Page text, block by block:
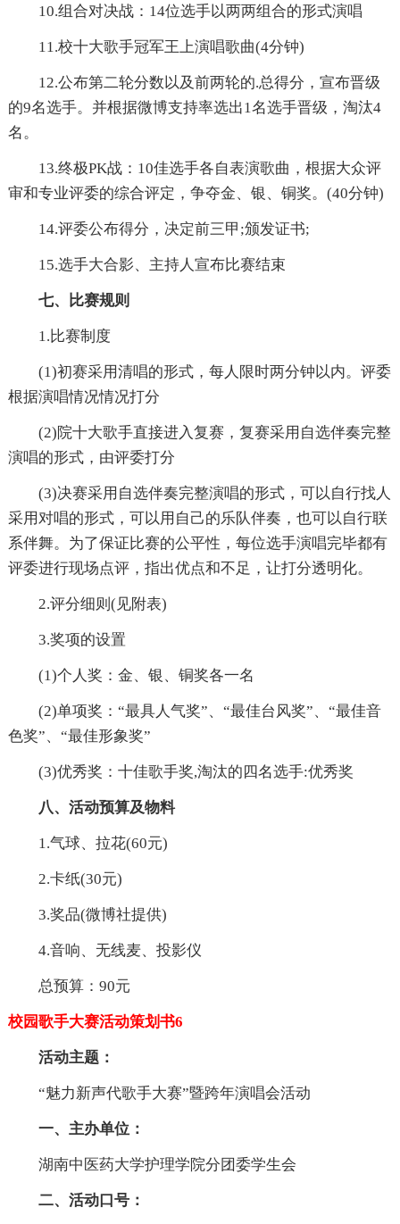
10.组合对决战：14位选手以两两组合的形式演唱
11.校十大歌手冠军王上演唱歌曲(4分钟)
12.公布第二轮分数以及前两轮的.总得分，宣布晋级
的9名选手。并根据微博支持率选出1名选手晋级，淘汰4
名。
13.终极PK战：10佳选手各自表演歌曲，根据大众评
审和专业评委的综合评定，争夺金、银、铜奖。(40分钟)
14.评委公布得分，决定前三甲;颁发证书;
15.选手大合影、主持人宣布比赛结束
七、比赛规则
1.比赛制度
(1)初赛采用清唱的形式，每人限时两分钟以内。评委
根据演唱情况情况打分
(2)院十大歌手直接进入复赛，复赛采用自选伴奏完整
演唱的形式，由评委打分
(3)决赛采用自选伴奏完整演唱的形式，可以自行找人
采用对唱的形式，可以用自己的乐队伴奏，也可以自行联
系伴舞。为了保证比赛的公平性，每位选手演唱完毕都有
评委进行现场点评，指出优点和不足，让打分透明化。
2.评分细则(见附表)
3.奖项的设置
(1)个人奖：金、银、铜奖各一名
(2)单项奖：“最具人气奖”、“最佳台风奖”、“最佳音
色奖”、“最佳形象奖”
(3)优秀奖：十佳歌手奖,淘汰的四名选手:优秀奖
八、活动预算及物料
1.气球、拉花(60元)
2.卡纸(30元)
3.奖品(微博社提供)
4.音响、无线麦、投影仪
总预算：90元
校园歌手大赛活动策划书6
活动主题：
“魅力新声代歌手大赛”暨跨年演唱会活动
一、主办单位：
湖南中医药大学护理学院分团委学生会
二、活动口号：